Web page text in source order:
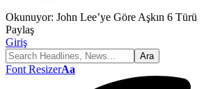
Okunuyor: John Lee’ye Göre Aşkın 6 Türü
Paylaş
Giriş
Font ResizerAa